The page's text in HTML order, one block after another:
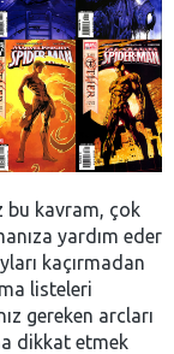
bu kavram, çok
yardım eder
kaçırmadan
listeleri
gereken arcları
dikkat etmek